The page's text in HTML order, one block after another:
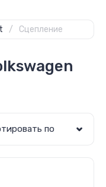
/ Сцепление
по